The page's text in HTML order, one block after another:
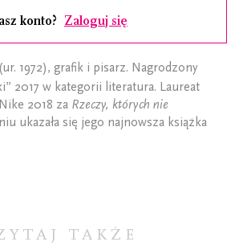
konto? Zaloguj się
1972), grafik i pisarz. Nagrodzony
2017 w kategorii literatura. Laureat
2018 za Rzeczy, których nie
ukazała się jego najnowsza książka
TAKŻE